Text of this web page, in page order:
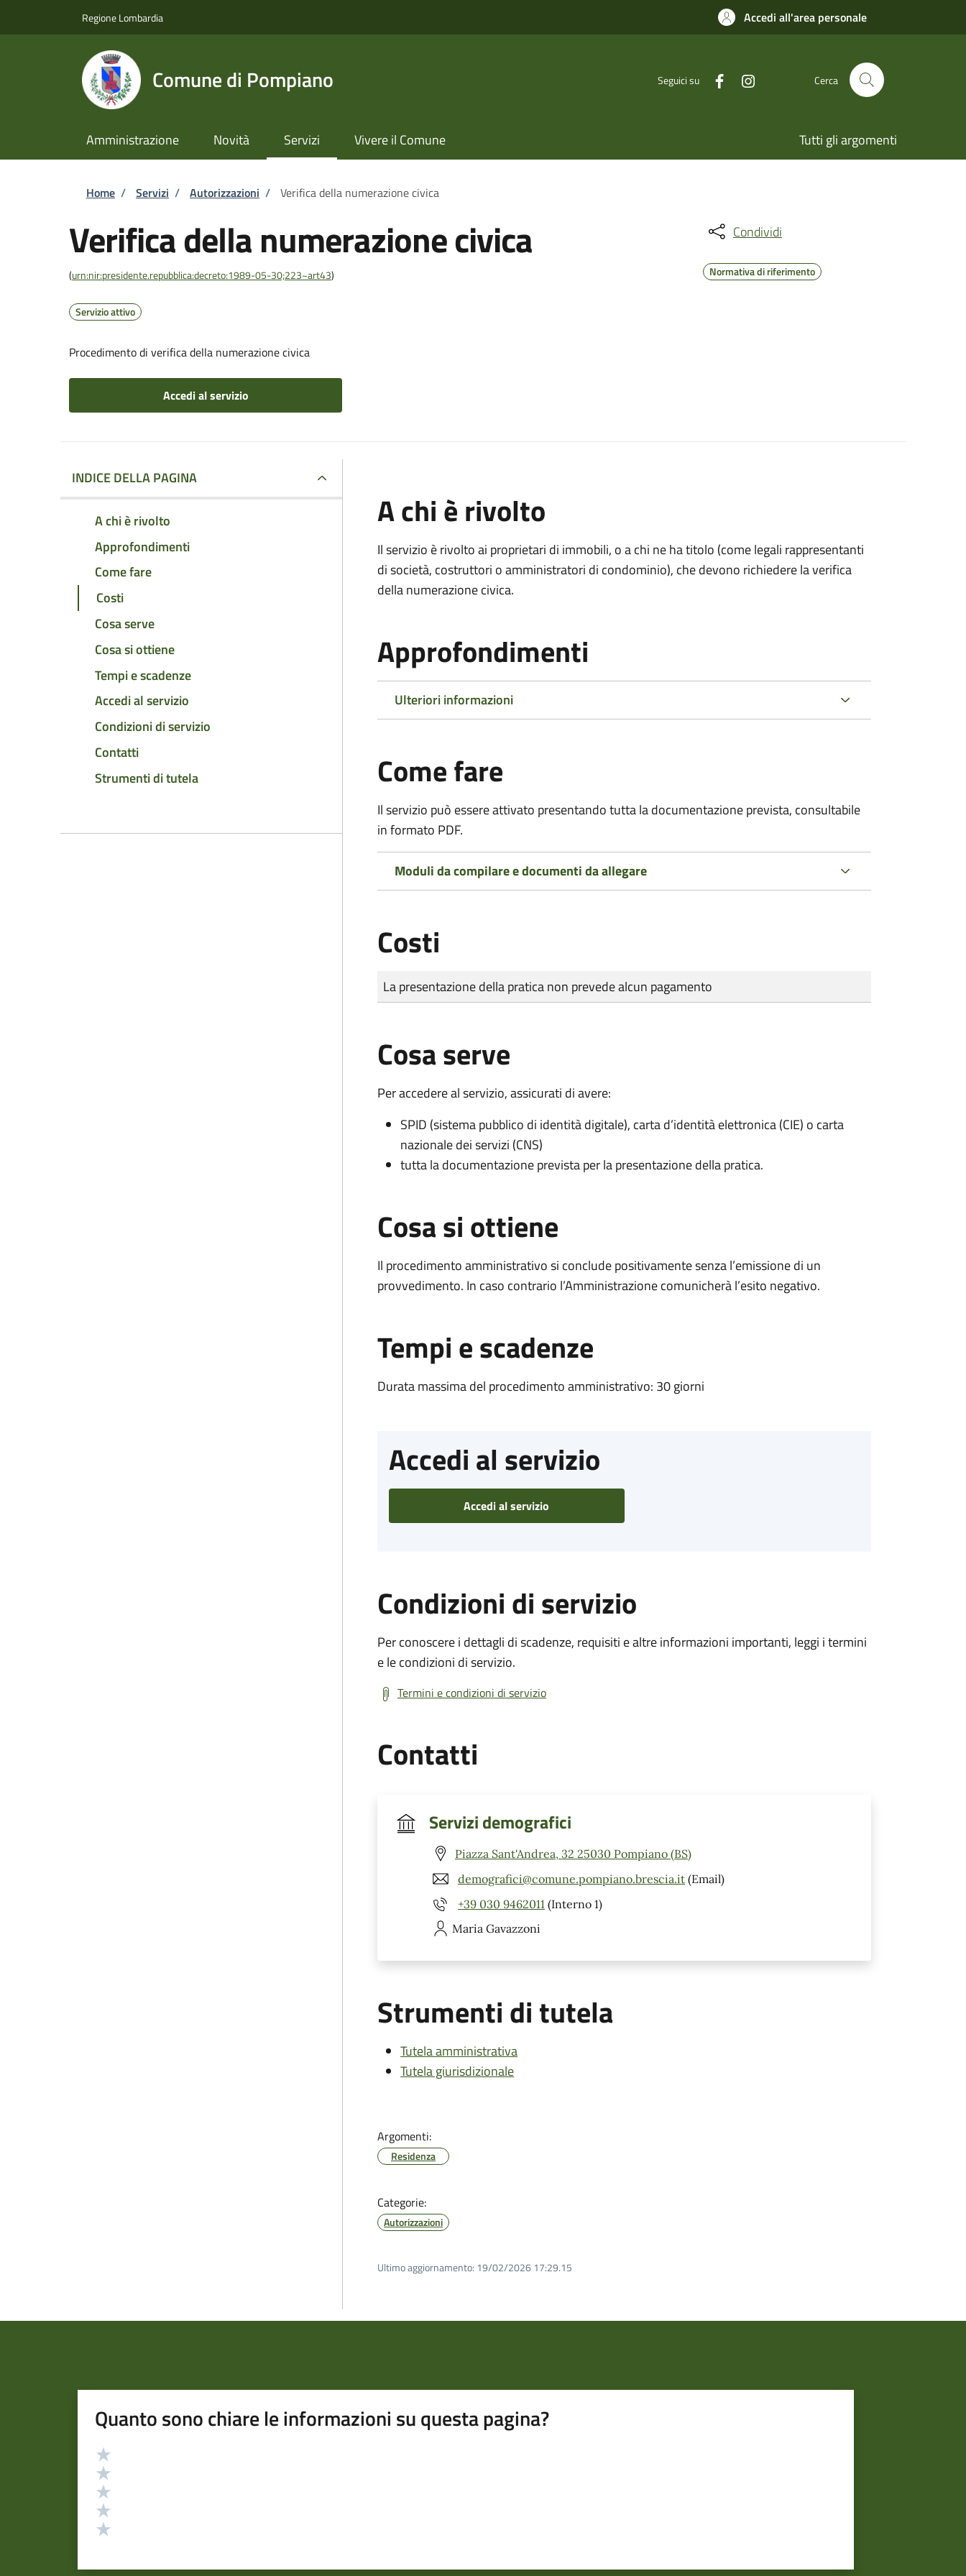
Regione Lombardia Accedi all'area personale
Comune di Pompiano Seguici su Cerca
Amministrazione Novità Servizi Vivere il Comune Tutti gli argomenti
Briciole di pane
Home / Servizi / Autorizzazioni / Verifica della numerazione civica
Verifica della numerazione civica
(urn:nir:presidente.repubblica:decreto:1989-05-30;223~art43)
Servizio attivo
Procedimento di verifica della numerazione civica
Accedi al servizio
Condividi
Normativa di riferimento
INDICE DELLA PAGINA
A chi è rivolto
Approfondimenti
Come fare
Costi
Cosa serve
Cosa si ottiene
Tempi e scadenze
Accedi al servizio
Condizioni di servizio
Contatti
Strumenti di tutela
A chi è rivolto
Il servizio è rivolto ai proprietari di immobili, o a chi ne ha titolo (come legali rappresentanti
di società, costruttori o amministratori di condominio), che devono richiedere la verifica
della numerazione civica.
Approfondimenti
Ulteriori informazioni
Come fare
Il servizio può essere attivato presentando tutta la documentazione prevista, consultabile
in formato PDF.
Moduli da compilare e documenti da allegare
Costi
Tipo di pagamento
Importo
La presentazione della pratica non prevede alcun pagamento
Cosa serve
Per accedere al servizio, assicurati di avere:
SPID (sistema pubblico di identità digitale), carta d’identità elettronica (CIE) o carta
nazionale dei servizi (CNS)
tutta la documentazione prevista per la presentazione della pratica.
Cosa si ottiene
Il procedimento amministrativo si conclude positivamente senza l’emissione di un
provvedimento. In caso contrario l’Amministrazione comunicherà l’esito negativo.
Tempi e scadenze
Durata massima del procedimento amministrativo: 30 giorni
Accedi al servizio
Accedi al servizio
Condizioni di servizio
Per conoscere i dettagli di scadenze, requisiti e altre informazioni importanti, leggi i termini
e le condizioni di servizio.
Termini e condizioni di servizio
Contatti
Servizi demografici
Piazza Sant'Andrea, 32 25030 Pompiano (BS)
demografici@comune.pompiano.brescia.it (Email)
+39 030 9462011 (Interno 1)
Maria Gavazzoni
Strumenti di tutela
Tutela amministrativa
Tutela giurisdizionale
Argomenti:
Residenza
Categorie:
Autorizzazioni
Ultimo aggiornamento: 19/02/2026 17:29.15
Quanto sono chiare le informazioni su questa pagina?
Valutazione